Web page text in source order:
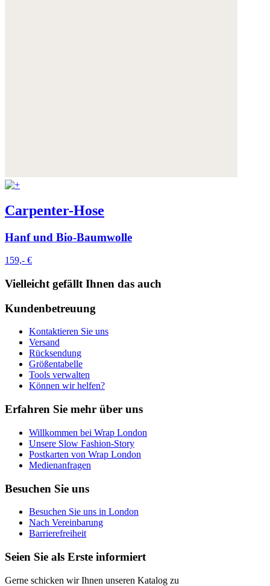
Carpenter-Hose
Hanf und Bio-Baumwolle
159,- €
Vielleicht gefällt Ihnen das auch
Kundenbetreuung
Kontaktieren Sie uns
Versand
Rücksendung
Größentabelle
Tools verwalten
Können wir helfen?
Erfahren Sie mehr über uns
Willkommen bei Wrap London
Unsere Slow Fashion-Story
Postkarten von Wrap London
Medienanfragen
Besuchen Sie uns
Besuchen Sie uns in London
Nach Vereinbarung
Barrierefreiheit
Seien Sie als Erste informiert
Gerne schicken wir Ihnen unseren Katalog zu